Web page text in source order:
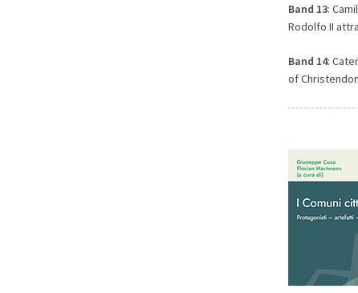
Band 13:
Rodolfo II
Band 14:
of